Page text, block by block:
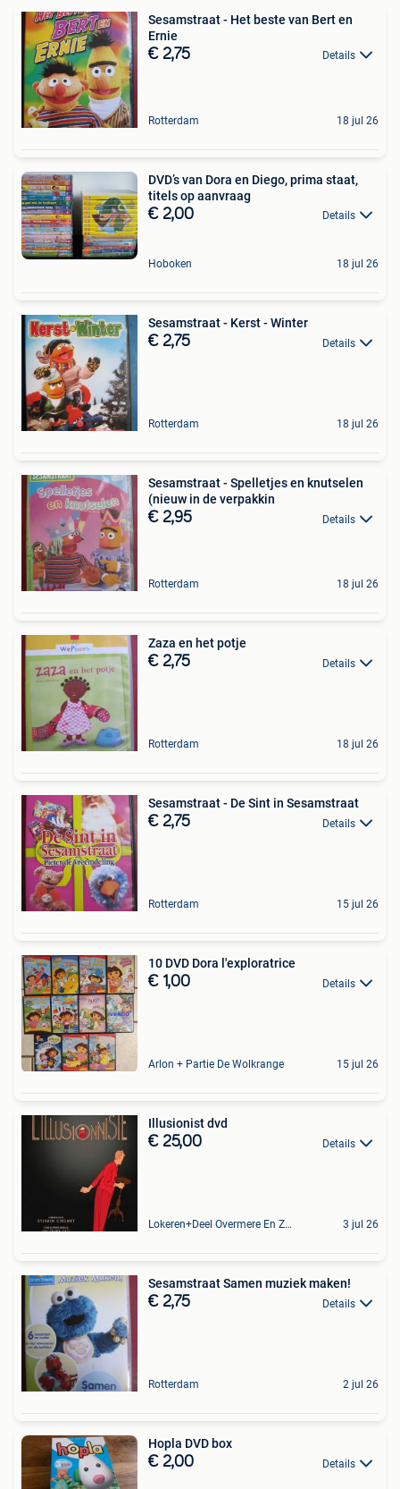
Sesamstraat - Het beste van Bert en
Ernie
€ 2,75 Details
Rotterdam 18 jul 26
DVD’s van Dora en Diego, prima staat,
titels op aanvraag
€ 2,00 Details
Hoboken 18 jul 26
Sesamstraat - Kerst - Winter
€ 2,75 Details
Rotterdam 18 jul 26
Sesamstraat - Spelletjes en knutselen
(nieuw in de verpakkin
€ 2,95 Details
Rotterdam 18 jul 26
Zaza en het potje
€ 2,75 Details
Rotterdam 18 jul 26
Sesamstraat - De Sint in Sesamstraat
€ 2,75 Details
Rotterdam 15 jul 26
10 DVD Dora l'exploratrice
€ 1,00 Details
Arlon + Partie De Wolkrange 15 jul 26
Illusionist dvd
€ 25,00 Details
Lokeren+Deel Overmere En Zele 3 jul 26
Sesamstraat Samen muziek maken!
€ 2,75 Details
Rotterdam 2 jul 26
Hopla DVD box
€ 2,00 Details